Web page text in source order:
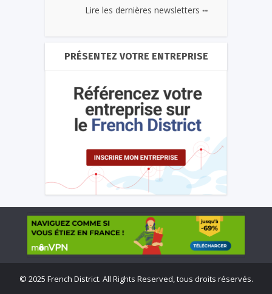
Lire les dernières newsletters ...
PRÉSENTEZ VOTRE ENTREPRISE
© 2025 French District. All Rights Reserved, tous droits réservés.